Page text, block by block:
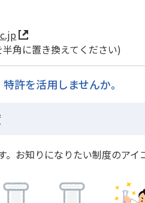
角に置き換えてください)
許を活用しませんか。
お知りになりたい制度のアイ